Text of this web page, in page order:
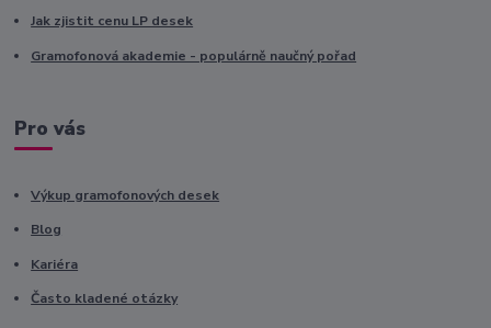
Jak zjistit cenu LP desek
Gramofonová akademie - populárně naučný pořad
Pro vás
Výkup gramofonových desek
Blog
Kariéra
Často kladené otázky